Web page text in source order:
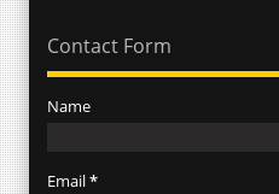
Contact Form
Name
Email*